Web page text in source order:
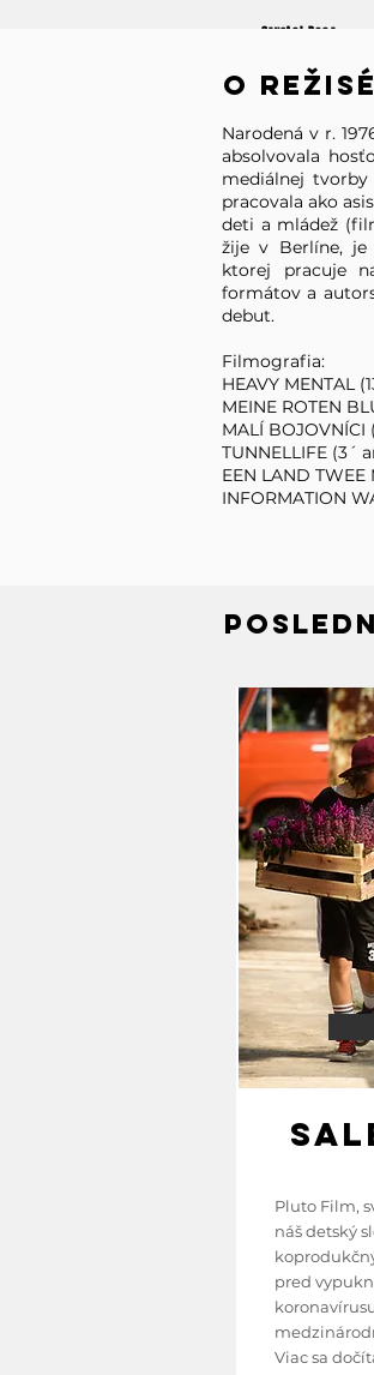
Crystal Bear
Pluto Film,
náš detský
pred
Viac sa
Narodená v r.
absolvovala
mediálnej
pracovala ako
deti a mládež
žije v Berlíne, je
ktorej pracuje
formátov a
debut.
Filmografia:
HEAVY MENTAL
MEINE ROTEN
MALÍ
TUNNELLIFE (3´
EEN LAND
INFORMATION
o